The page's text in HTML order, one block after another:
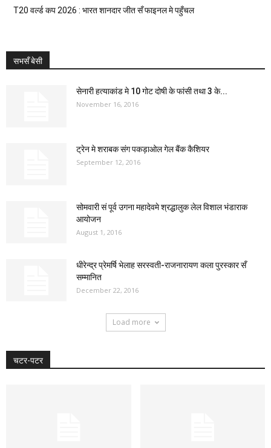
T20 वर्ल्ड कप 2026 : भारत शानदार जीत सँ फाइनल मे पहुँचल
सभसँ बेसी
सेनारी हत्याकांड मे 10 गोट दोषी के फांसी तथा 3 के...
November 16, 2016
ट्रेन मे शराबक संग पकड़ाओल गेल बैंक कैशियर
September 12, 2016
सोमवारी सं पूर्व उगना महादेवमे श्रद्धालुक लेल विशाल भंडाराक
आयोजन
August 1, 2016
धीरेन्द्र प्रेमर्षि भेलाह सरस्वती-राजनारायण कला पुरस्कार सँ
सम्मानित
December 22, 2016
Load more
चटर-पटर